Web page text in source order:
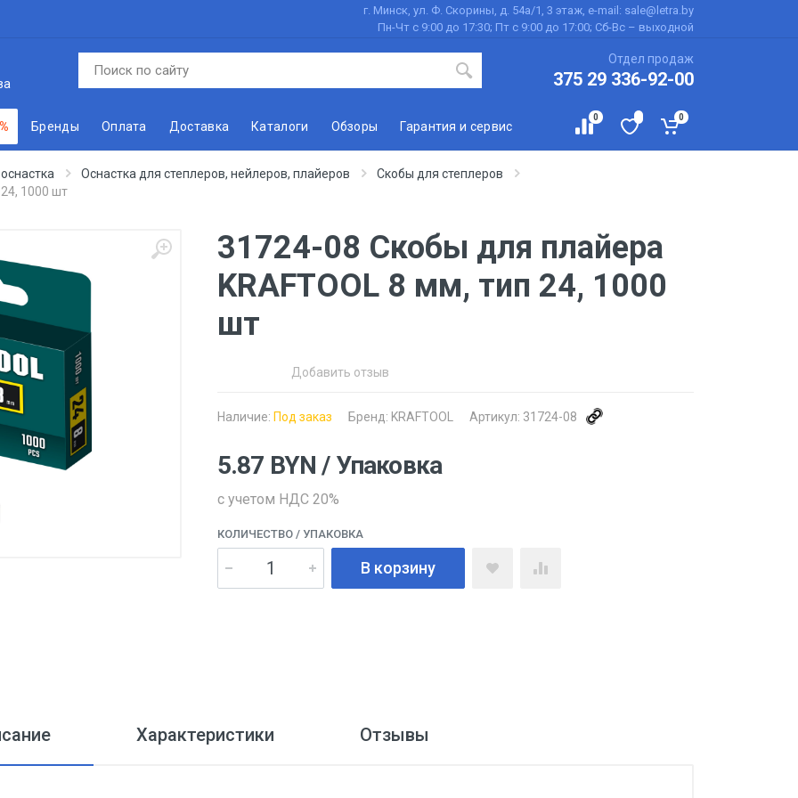
г. Минск, ул. Ф. Скорины, д. 54а/1, 3 этаж, e-mail: sale@letra.by
Пн-Чт с 9:00 до 17:30; Пт с 9:00 до 17:00; Сб-Вс – выходной
Отдел продаж
375 29 336-92-00
Бренды Оплата Доставка Каталоги Обзоры Гарантия и сервис
0 0
Оснастка для степлеров, нейлеров, плайеров
Скобы для степлеров
1000 шт
31724-08 Скобы для плайера
KRAFTOOL 8 мм, тип 24, 1000
шт
Добавить отзыв
Наличие: Под заказ Бренд: KRAFTOOL Артикул: 31724-08
5.87 BYN / Упаковка
с учетом НДС 20%
КОЛИЧЕСТВО / УПАКОВКА
В корзину
Характеристики Отзывы